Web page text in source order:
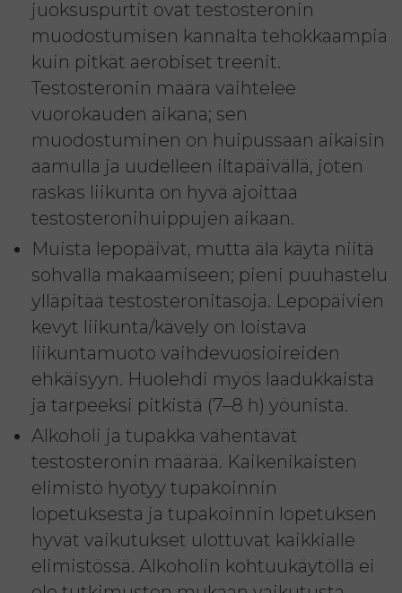
juoksuspurtit ovat testosteronin
muodostumisen kannalta tehokkaampia
kuin pitkät aerobiset treenit.
Testosteronin määrä vaihtelee
vuorokauden aikana; sen
muodostuminen on huipussaan aikaisin
aamulla ja uudelleen iltapäivällä, joten
raskas liikunta on hyvä ajoittaa
testosteronihuippujen aikaan.
Muista lepopäivät, mutta älä käytä niitä
sohvalla makaamiseen; pieni puuhastelu
ylläpitää testosteronitasoja. Lepopäivien
kevyt liikunta/kävely on loistava
liikuntamuoto vaihdevuosioireiden
ehkäisyyn. Huolehdi myös laadukkaista
ja tarpeeksi pitkistä (7–8 h) yöunista.
Alkoholi ja tupakka vähentävät
testosteronin määrää. Kaikenikäisten
elimistö hyötyy tupakoinnin
lopetuksesta ja tupakoinnin lopetuksen
hyvät vaikutukset ulottuvat kaikkialle
elimistössä. Alkoholin kohtuukäytöllä ei